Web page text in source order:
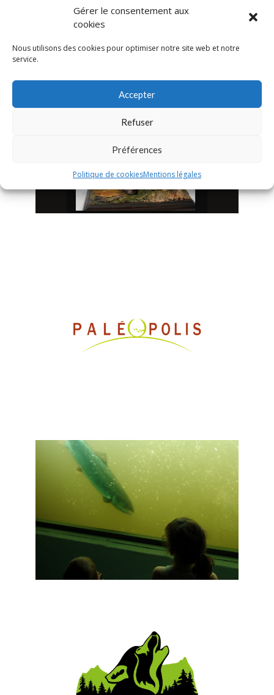
Gérer le consentement aux
cookies
Nous utilisons des cookies pour optimiser notre site web et notre
service.
Accepter
Refuser
Préférences
Politique de cookiesMentions légales
Charmes - astronomie